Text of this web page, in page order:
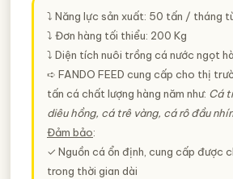
⤵ Năng lực sản xuất: 50 tấn / tháng
⤵ Đơn hàng tối thiểu: 200 Kg
⤵ Diện tích nuôi trồng cá nước ngọt
➪ FANDO FEED cung cấp cho thị
tấn cá chất lượng hàng năm như: Cá
diêu hồng, cá trê vàng, cá rô đầu
Đảm bảo:
✓ Nguồn cá ổn định, cung cấp được
trong thời gian dài